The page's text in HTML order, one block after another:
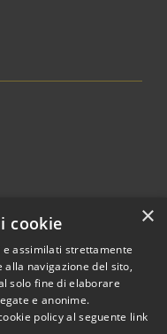
© 2026 • Comune di
di Cadore • Powered by
×
cookie
e assimilati strettamente
navigazione del sito,
solo fine di elaborare
e anonime.
policy al seguente link